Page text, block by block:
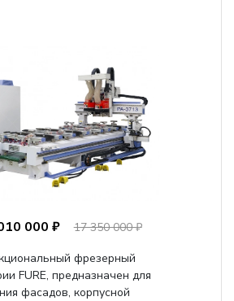
000 ₽
17 350 000 ₽
фрезерный
FURE, предназначен для
фасадов, корпусной